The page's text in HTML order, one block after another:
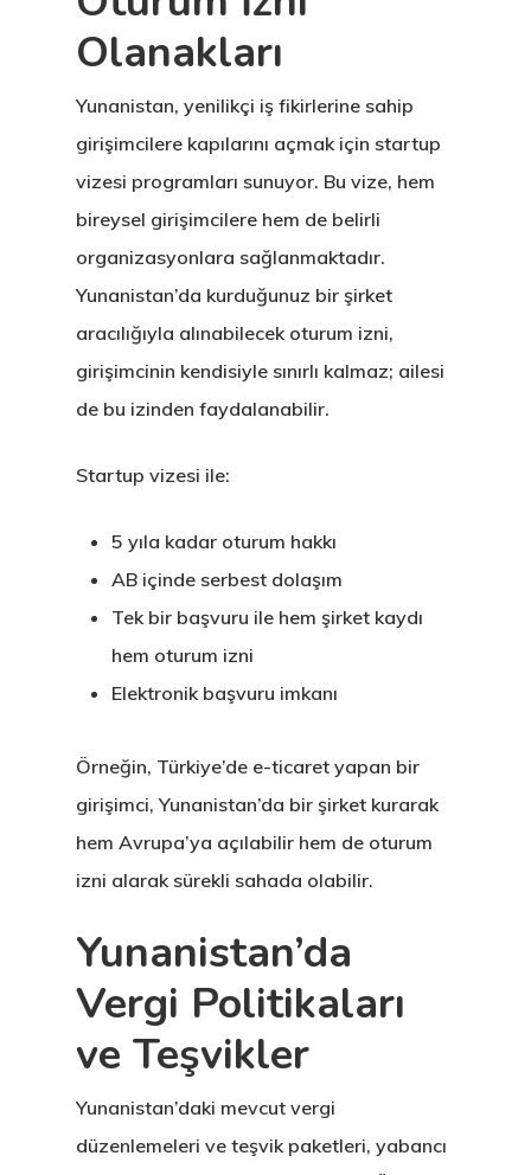
Olanakları
Yunanistan, yenilikçi iş fikirlerine sahip
girişimcilere kapılarını açmak için startup
vizesi programları sunuyor. Bu vize, hem
bireysel girişimcilere hem de belirli
organizasyonlara sağlanmaktadır.
Yunanistan’da kurduğunuz bir şirket
aracılığıyla alınabilecek oturum izni,
girişimcinin kendisiyle sınırlı kalmaz; ailesi
de bu izinden faydalanabilir.
Startup vizesi ile:
5 yıla kadar oturum hakkı
AB içinde serbest dolaşım
Tek bir başvuru ile hem şirket kaydı
hem oturum izni
Elektronik başvuru imkanı
Örneğin, Türkiye’de e-ticaret yapan bir
girişimci, Yunanistan’da bir şirket kurarak
hem Avrupa’ya açılabilir hem de oturum
izni alarak sürekli sahada olabilir.
Yunanistan’da
Vergi Politikaları
ve Teşvikler
Yunanistan’daki mevcut vergi
düzenlemeleri ve teşvik paketleri, yabancı
Avrupa Birliği
Oturma Ve